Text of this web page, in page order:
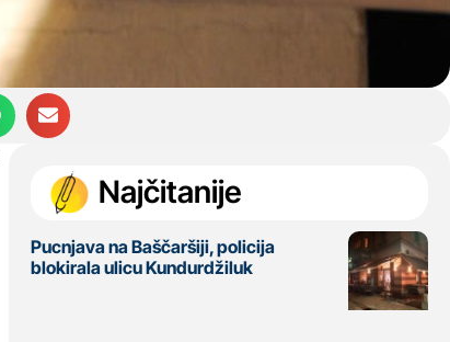
Najčitanije
Pucnjava na Baščaršiji, policija
blokirala ulicu Kundurdžiluk